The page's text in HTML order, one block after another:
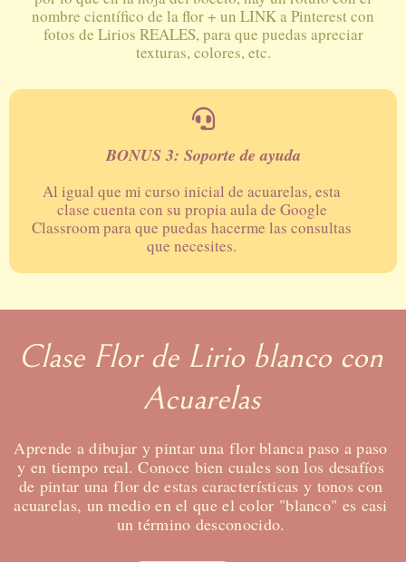
nombre científico de la flor + un LINK a Pinterest con
fotos de Lirios REALES, para que puedas apreciar
texturas, colores, etc.
BONUS 3: Soporte de ayuda
Al igual que mi curso inicial de acuarelas, esta
clase cuenta con su propia aula de Google
Classroom para que puedas hacerme las consultas
que necesites.
Clase Flor de Lirio blanco con
Acuarelas
Aprende a dibujar y pintar una flor blanca paso a paso
y en tiempo real. Conoce bien cuales son los desafíos
de pintar una flor de estas características y tonos con
acuarelas, un medio en el que el color "blanco" es casi
un término desconocido.